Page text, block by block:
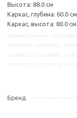
Высота: 88.0 см
Каркас, глубина: 60.0 см
Каркас, высота: 80.0 см
Бренд